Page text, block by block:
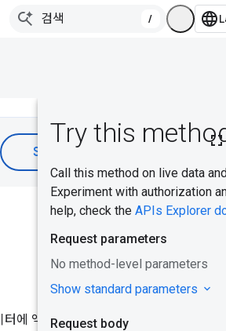
/
도움이 되었나요?
에 액세스하는 방법을 알아보